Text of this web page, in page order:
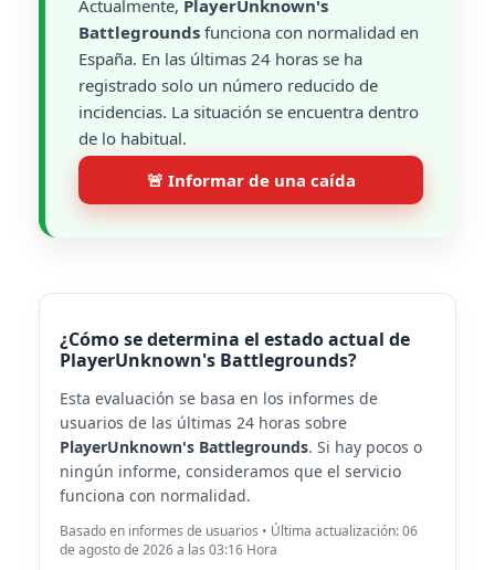
Actualmente, PlayerUnknown's
Battlegrounds funciona con normalidad en
España. En las últimas 24 horas se ha
registrado solo un número reducido de
incidencias. La situación se encuentra dentro
de lo habitual.
🚨 Informar de una caída
¿Cómo se determina el estado actual de
PlayerUnknown's Battlegrounds?
Esta evaluación se basa en los informes de
usuarios de las últimas 24 horas sobre
PlayerUnknown's Battlegrounds. Si hay pocos o
ningún informe, consideramos que el servicio
funciona con normalidad.
Basado en informes de usuarios • Última actualización: 06
de agosto de 2026 a las 03:16 Hora